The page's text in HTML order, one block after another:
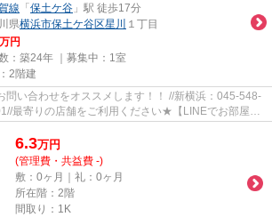
線 「 保土ケ谷 」駅 徒歩17分
県横浜市保土ケ谷区星川 １丁目
万円
：築24年 ｜募集中： 1室
2階建
問い合わせをオススメします！！ //新横浜：045-548-
最寄りの店舗をご利用ください★【LINEでお部屋探
6.3万円
(管理費・共益費 -)
敷：0ヶ月｜礼：0ヶ月
所在階：2階
間取り：1K